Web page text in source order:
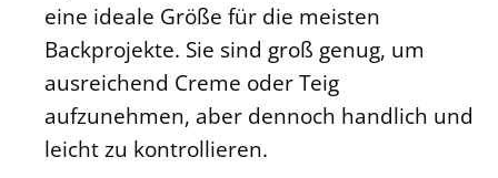
eine ideale Größe für die meisten
Backprojekte. Sie sind groß genug, um
ausreichend Creme oder Teig
aufzunehmen, aber dennoch handlich und
leicht zu kontrollieren.